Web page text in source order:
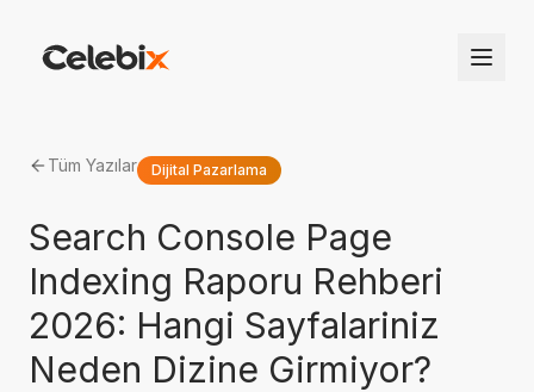
Tüm Yazılar Dijital Pazarlama
Search Console Page
Indexing Raporu Rehberi
2026: Hangi Sayfalariniz
Neden Dizine Girmiyor?